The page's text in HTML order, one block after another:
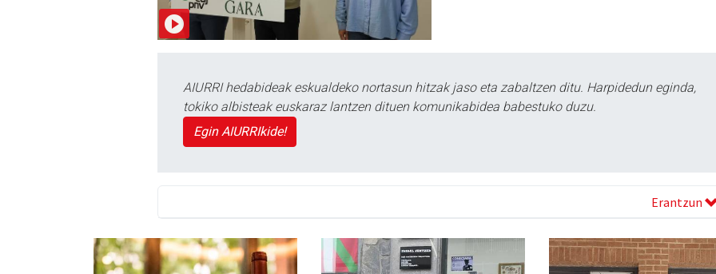
AIURRI hedabideak eskualdeko nortasun hitzak jaso eta zabaltzen ditu. Harpidedun eginda,
tokiko albisteak euskaraz lantzen dituen komunikabidea babestuko duzu.
Egin AIURRIkide!
Erantzun